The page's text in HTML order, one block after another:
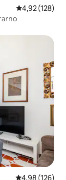
Scor mediu de
4,92 (128)
Scor mediu de
4,98 (126)